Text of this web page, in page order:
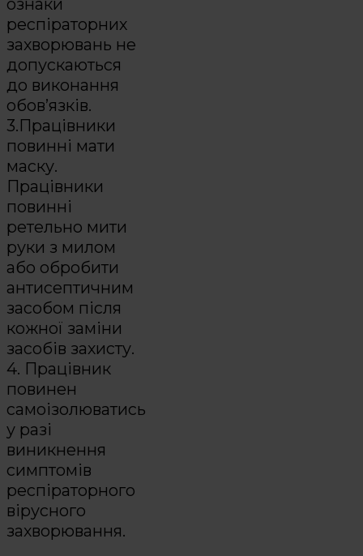
ознаки
респіраторних
захворювань не
допускаються
до виконання
обов’язків.
3.Працівники
повинні мати
маску.
Працівники
повинні
ретельно мити
руки з милом
або обробити
антисептичним
засобом після
кожної заміни
засобів захисту.
4. Працівник
повинен
самоізолюватись
у разі
виникнення
симптомів
респіраторного
вірусного
захворювання.